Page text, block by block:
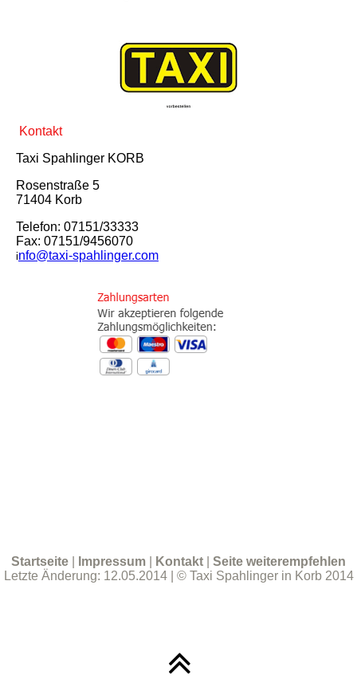
Kontakt
Taxi Spahlinger KORB
Rosenstraße 5
71404 Korb
Telefon: 07151/33333
Fax: 07151/9456070
info@taxi-spahlinger.com
Startseite Impressum Kontakt
Seite weiterempfehlen
Letzte Änderung: 12.05.2014 | © Taxi Spahlinger in Korb 2014